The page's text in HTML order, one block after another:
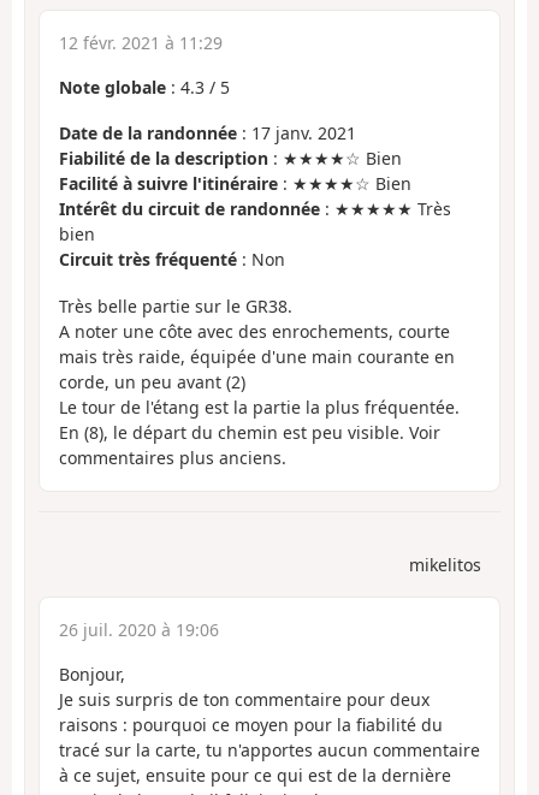
12 févr. 2021 à 11:29
Note globale : 4.3 / 5
Date de la randonnée : 17 janv. 2021
Fiabilité de la description : ★★★★☆ Bien
Facilité à suivre l'itinéraire : ★★★★☆ Bien
Intérêt du circuit de randonnée : ★★★★★ Très
bien
Circuit très fréquenté : Non
Très belle partie sur le GR38.
A noter une côte avec des enrochements, courte
mais très raide, équipée d'une main courante en
corde, un peu avant (2)
Le tour de l'étang est la partie la plus fréquentée.
En (8), le départ du chemin est peu visible. Voir
commentaires plus anciens.
mikelitos
26 juil. 2020 à 19:06
Bonjour,
Je suis surpris de ton commentaire pour deux
raisons : pourquoi ce moyen pour la fiabilité du
tracé sur la carte, tu n'apportes aucun commentaire
à ce sujet, ensuite pour ce qui est de la dernière